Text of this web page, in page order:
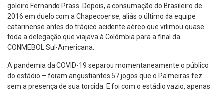
goleiro Fernando Prass. Depois, a consumação do Brasileiro de
2016 em duelo com a Chapecoense, aliás o último da equipe
catarinense antes do trágico acidente aéreo que vitimou quase
toda a delegação que viajava à Colômbia para a final da
CONMEBOL Sul-Americana.
A pandemia da COVID-19 separou momentaneamente o público
do estádio – foram angustiantes 57 jogos que o Palmeiras fez
sem a presença de sua torcida. E foi com o estádio vazio, apenas